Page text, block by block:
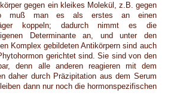
gegen ein kleikes Molekül, z.B. gegen
muß man es als erstes an einen
koppeln; dadurch nimmt es die
Determinante an, und unter den
Komplex gebildeten Antikörpern sind auch
gerichtet sind. Sie sind von den
denn alle anderen reagieren mit dem
daher durch Präzipitation aus dem Serum
dann nur noch die hormonspezifischen